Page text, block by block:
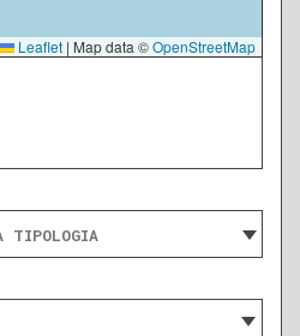
Leaflet | Map data ©OpenStreetMap